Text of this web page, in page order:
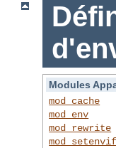
Modules
mod_cache
mod_env
mod_rewrite
mod_setenvif